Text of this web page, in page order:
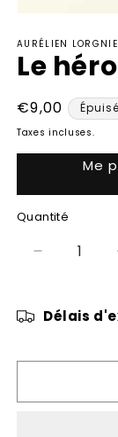
média
1
dans
modale
AURÉLIEN
Le
Prix
habituel
€9,00 Épuisé
Taxes incluses.
Me
Quantité
Réduire
de
cochon
Délais